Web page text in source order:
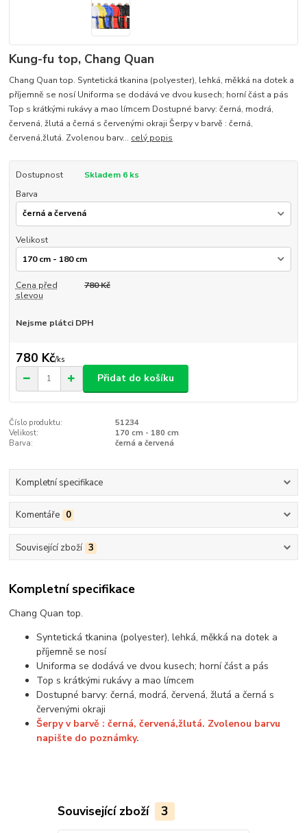
Kung-fu top, Chang Quan
Chang Quan top. Syntetická tkanina (polyester), lehká, měkká na dotek a
příjemně se nosí Uniforma se dodává ve dvou kusech; horní část a pás
Top s krátkými rukávy a mao límcem Dostupné barvy: černá, modrá,
červená, žlutá a černá s červenými okraji Šerpy v barvě : černá,
červená,žlutá. Zvolenou barv... celý popis
Dostupnost
Skladem 6 ks
Barva
Velikost
Cena před
slevou
780 Kč
Nejsme plátci DPH
780 Kč/ks
Přidat do košíku
Číslo produktu:
51234
Velikost:
170 cm - 180 cm
Barva:
černá a červená
Kompletní specifikace
Komentáře 0
Související zboží 3
Kompletní specifikace
Chang Quan top.
Syntetická tkanina (polyester), lehká, měkká na dotek a
příjemně se nosí
Uniforma se dodává ve dvou kusech; horní část a pás
Top s krátkými rukávy a mao límcem
Dostupné barvy: černá, modrá, červená, žlutá a černá s
červenými okraji
Šerpy v barvě : černá, červená,žlutá. Zvolenou barvu
napište do poznámky.
Související zboží 3